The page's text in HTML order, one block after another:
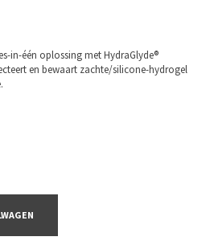
in-één oplossing met HydraGlyde®
en bewaart zachte/silicone-hydrogel